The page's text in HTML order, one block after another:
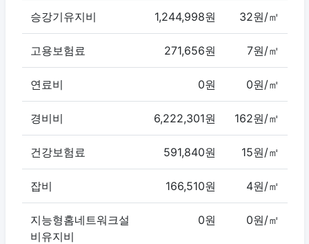
승강기유지비 1,244,998원 32원/㎡
고용보험료 271,656원 7원/㎡
연료비 0원 0원/㎡
경비비 6,222,301원 162원/㎡
건강보험료 591,840원 15원/㎡
잡비 166,510원 4원/㎡
지능형홈네트워크설
비유지비
0원 0원/㎡